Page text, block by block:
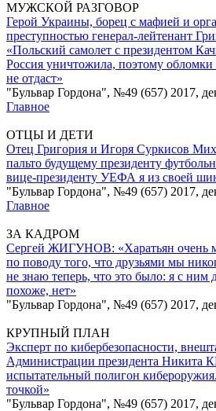
МУЖСКОЙ РАЗГОВОР
Герой Украины, борец с мафией и
преступностью генерал-лейтенант
«Польский самолет с президентом
Россия уничтожила, поэтому обломки
не отдаст»
"Бульвар Гордона", №49 (657) 2017,
Главное
ОТЦЫ И ДЕТИ
Отец Григория и Игоря Суркисов
пальто будущему президенту
вице-президенту УЕФА я из своей
"Бульвар Гордона", №49 (657) 2017,
Главное
ЗА КАДРОМ
Сергей ЖИГУНОВ: «Харатьян очень
по поводу того, что друзьями мы
не знаю теперь, что это было: я с ним
похоже, нет»
"Бульвар Гордона", №49 (657) 2017,
КРУПНЫЙ ПЛАН
Эксперт по кибербезопасности,
Администрации президента
испытательный полигон
точкой»
"Бульвар Гордона", №49 (657) 2017,